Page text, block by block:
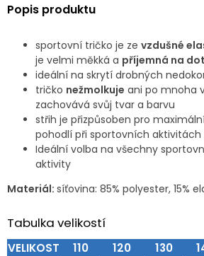
Popis produktu
sportovní tričko je ze vzdušné
je velmi měkká a příjemná na
ideální na skrytí drobných
tričko nežmolkuje ani po mnoha
zachovává svůj tvar a barvu
střih je přizpůsoben pro
pohodlí při sportovních aktivitách
Ideální volba na všechny
aktivity
Materiál: síťovina: 85% polyester, 15%
Tabulka velikostí
VELIKOST 110 120 130